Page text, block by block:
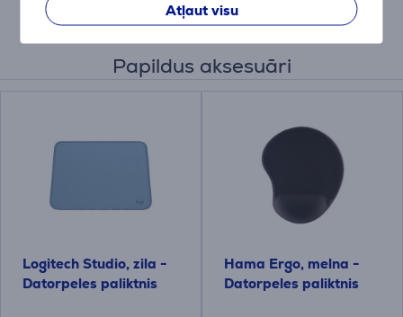
Atļaut visu
Papildus aksesuāri
Logitech Studio, zila -
Datorpeles paliktnis
Hama Ergo, melna -
Datorpeles paliktnis